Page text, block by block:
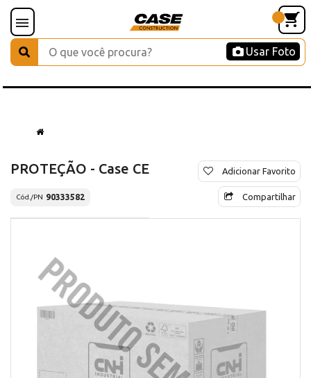
Usar Foto
PROTEÇÃO - Case CE
Cód./PN 90333582
Adicionar Favorito
Compartilhar